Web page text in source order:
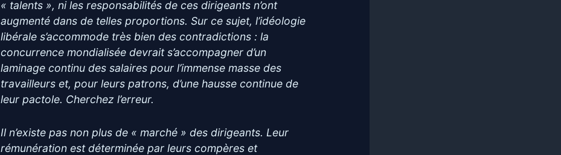
« talents », ni les responsabilités de ces dirigeants n’ont
augmenté dans de telles proportions. Sur ce sujet, l’idéologie
libérale s’accommode très bien des contradictions : la
concurrence mondialisée devrait s’accompagner d’un
laminage continu des salaires pour l’immense masse des
travailleurs et, pour leurs patrons, d’une hausse continue de
leur pactole. Cherchez l’erreur.
Il n’existe pas non plus de « marché » des dirigeants. Leur
rémunération est déterminée par leurs compères et